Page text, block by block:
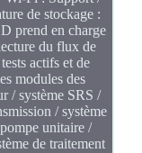
de stockage :
prend en charge
du flux de
actifs et de
modules des
/ système SRS /
/ système
unitaire /
de traitement